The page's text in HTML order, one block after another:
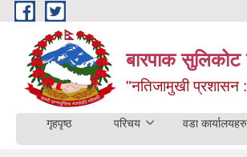
Skip to main content
बारपाक सुलिकोट
"नतिजामुखी
गृहपृष्ठ परिचय वडा कार्यालयहरु